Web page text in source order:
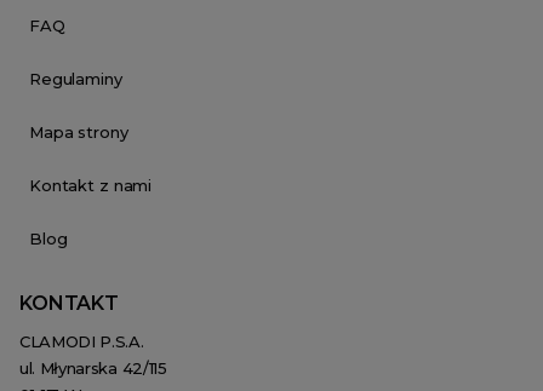
FAQ
Regulaminy
Mapa strony
Kontakt z nami
Blog
KONTAKT
CLAMODI P.S.A.
ul. Młynarska 42/115